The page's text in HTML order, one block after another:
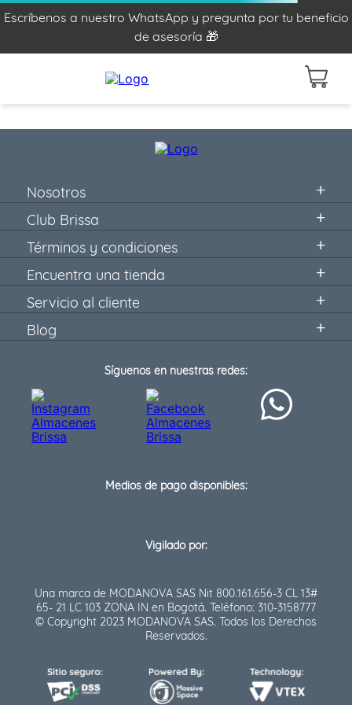
Escríbenos a nuestro WhatsApp y pregunta por tu beneficio
de asesoría 🎁
Nosotros
Club Brissa
Términos y condiciones
Encuentra una tienda
Servicio al cliente
Blog
Síguenos en nuestras redes:
Medios de pago disponibles:
Vigilado por:
Una marca de MODANOVA SAS Nit 800.161.656-3 CL 13#
65- 21 LC 103 ZONA IN en Bogotá. Teléfono: 310-3158777
© Copyright 2023 MODANOVA SAS. Todos los Derechos
Reservados.